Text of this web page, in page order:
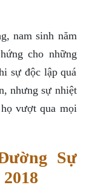
nam sinh năm
cho những
sự độc lập quá
nhưng sự nhiệt
vượt qua mọi
Sự